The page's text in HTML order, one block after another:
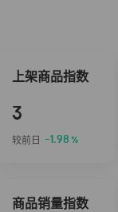
上架商品指数
3
较前日 -1.98 %
商品销量指数